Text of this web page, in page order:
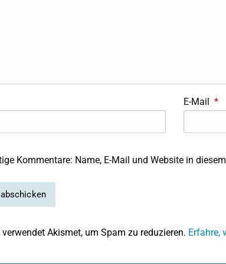
E-Mail *
Kommentare: Name, E-Mail und Website in
verwendet Akismet, um Spam zu reduzieren. Erfahre,